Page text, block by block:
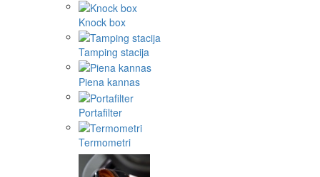
Knock box
Tamping stacija
Piena kannas
Portafilter
Termometri